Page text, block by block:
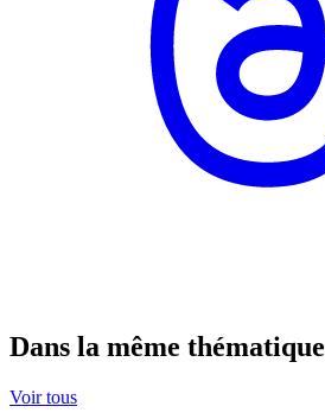
Dans la même thématique
Voir tous